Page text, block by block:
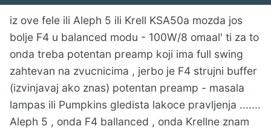
iz ove fele ili Aleph 5 ili Krell KSA50a mozda jos
bolje F4 u balanced modu - 100W/8 omaal' ti za to
onda treba potentan preamp koji ima full swing
zahtevan na zvucnicima , jerbo je F4 strujni buffer
(izvinjavaj ako znas) potentan preamp - masala
lampas ili Pumpkins gledista lakoce pravljenja .......
Aleph 5 , onda F4 ballanced , onda Krellne znam